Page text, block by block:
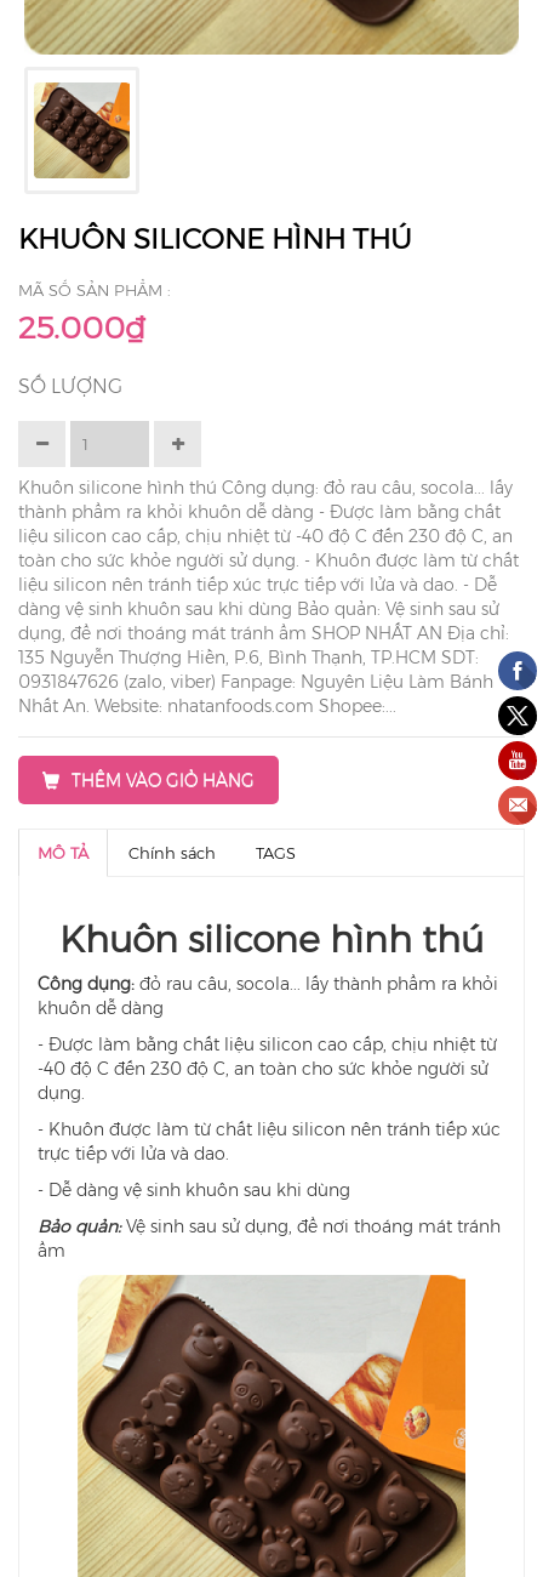
KHUÔN SILICONE HÌNH THÚ
MÃ SỐ SẢN PHẨM :
25.000₫
SỐ LƯỢNG
Khuôn silicone hình thú Công dụng: đỏ rau câu, socola... lấy
thành phẩm ra khỏi khuôn dễ dàng - Được làm bằng chất
liệu silicon cao cấp, chịu nhiệt từ -40 độ C đến 230 độ C, an
toàn cho sức khỏe người sử dụng. - Khuôn được làm từ chất
liệu silicon nên tránh tiếp xúc trực tiếp với lửa và dao. - Dễ
dàng vệ sinh khuôn sau khi dùng Bảo quản: Vệ sinh sau sử
dụng, để nơi thoáng mát tránh ẩm SHOP NHẤT AN Địa chỉ:
135 Nguyễn Thượng Hiền, P.6, Bình Thạnh, TP.HCM SDT:
0931847626 (zalo, viber) Fanpage: Nguyên Liệu Làm Bánh
Nhất An. Website: nhatanfoods.com Shopee:...
THÊM VÀO GIỎ HÀNG
MÔ TẢ Chính sách TAGS
Khuôn silicone hình thú
Công dụng: đỏ rau câu, socola... lấy thành phẩm ra khỏi
khuôn dễ dàng
- Được làm bằng chất liệu silicon cao cấp, chịu nhiệt từ
-40 độ C đến 230 độ C, an toàn cho sức khỏe người sử
dụng.
- Khuôn được làm từ chất liệu silicon nên tránh tiếp xúc
trực tiếp với lửa và dao.
- Dễ dàng vệ sinh khuôn sau khi dùng
Bảo quản:Vệ sinh sau sử dụng, để nơi thoáng mát tránh
ẩm